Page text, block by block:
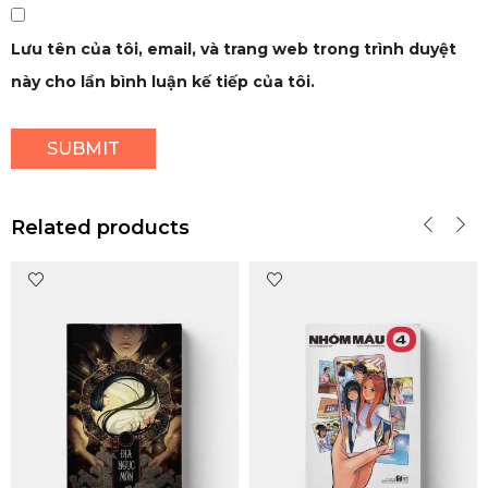
Lưu tên của tôi, email, và trang web trong trình duyệt
này cho lần bình luận kế tiếp của tôi.
Related products